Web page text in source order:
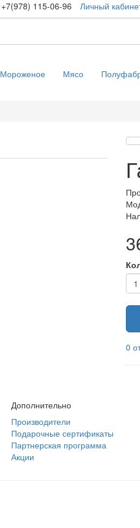
+7(978) 115-06-96 Личный
Мороженое Мясо
0
Дополнительно
Производители
Подарочные сертификаты
Партнерская программа
Акции